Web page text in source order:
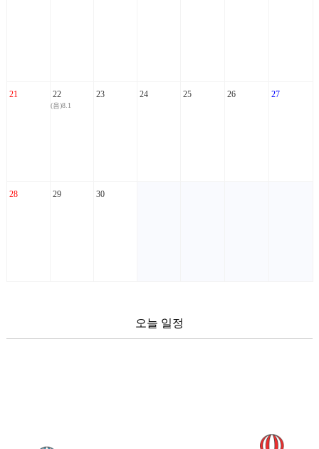
21 22
(음)8.1
23 24 25 26 27
28 29 30
오늘 일정